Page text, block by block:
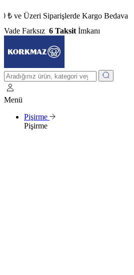
Siparişlerde Kargo Bedava •
Vade Farksız 6 Taksit İmkanı
Menü
Pişirme
Pişirme